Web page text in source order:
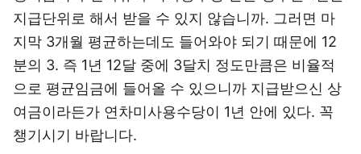
지급단위로 해서 받을 수 있지 않습니까. 그러면 마
지막 3개월 평균하는데도 들어와야 되기 때문에 12
분의 3. 즉 1년 12달 중에 3달치 정도만큼은 비율적
으로 평균임금에 들어올 수 있으니까 지급받으신 상
여금이라든가 연차미사용수당이 1년 안에 있다. 꼭
챙기시기 바랍니다.